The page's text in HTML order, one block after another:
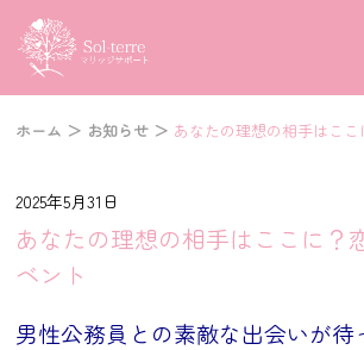
ホーム ＞ お知らせ ＞
2025年5月31日
あなたの理想の相手はここに？
ベント
男性公務員との素敵な出会いが待